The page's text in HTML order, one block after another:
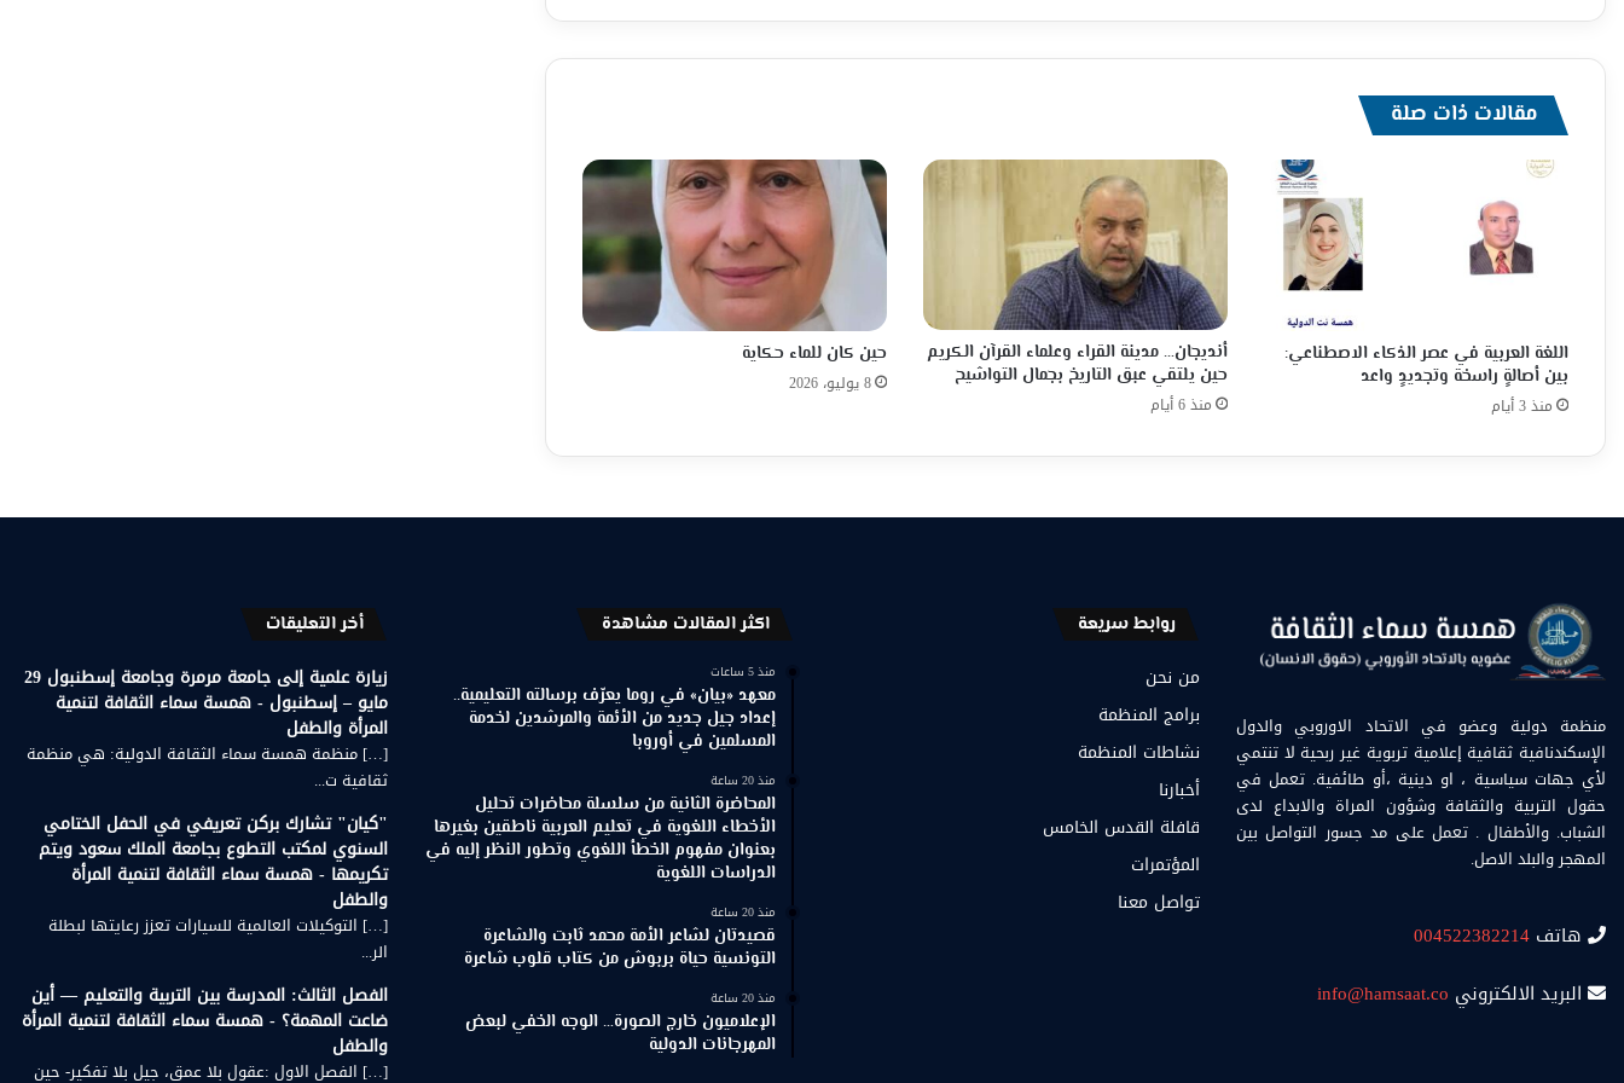
مقالات ذات صلة
اللغة العربية في عصر الذكاء الاصطناعي:
بين أصالةٍ راسخة وتجديدٍ واعد
منذ 3 أيام
أنديجان… مدينة القراء وعلماء القرآن الكريم
حين يلتقي عبق التاريخ بجمال التواشيح
منذ 6 أيام
حين كان للماء حكاية
8 يوليو، 2026
منظمة دولية وعضو في الاتحاد الاوروبي والدول
الإسكندنافية ثقافية إعلامية تربوية غير ربحية لا تنتمي
لأي جهات سياسية ، او دينية ،أو طائفية. تعمل في
حقول التربية والثقافة وشؤون المراة والابداع لدى
الشباب. والأطفال . تعمل على مد جسور التواصل بين
المهجر والبلد الاصل.
هاتف 004522382214
البريد الالكتروني info@hamsaat.co
روابط سريعة
من نحن
برامج المنظمة
نشاطات المنظمة
أخبارنا
قافلة القدس الخامس
المؤتمرات
تواصل معنا
اكثر المقالات مشاهدة
منذ 5 ساعات
معهد «بيان» في روما يعرّف برسالته التعليمية..
إعداد جيل جديد من الأئمة والمرشدين لخدمة
المسلمين في أوروبا
منذ 20 ساعة
المحاضرة الثانية من سلسلة محاضرات تحليل
الأخطاء اللغوية في تعليم العربية ناطقين بغيرها
بعنوان مفهوم الخطأ اللغوي وتطور النظر إليه في
الدراسات اللغوية
منذ 20 ساعة
قصيدتان لشاعر الأمة محمد ثابت والشاعرة
التونسية حياة بربوش من كتاب قلوب شاعرة
منذ 20 ساعة
الإعلاميون خارج الصورة… الوجه الخفي لبعض
المهرجانات الدولية
أخر التعليقات
زيارة علمية إلى جامعة مرمرة وجامعة إسطنبول 29
مايو – إسطنبول - همسة سماء الثقافة لتنمية
المرأة والطفل
[…] منظمة همسة سماء الثقافة الدولية: هي منظمة
ثقافية ت...
"كيان" تشارك بركن تعريفي في الحفل الختامي
السنوي لمكتب التطوع بجامعة الملك سعود ويتم
تكريمها - همسة سماء الثقافة لتنمية المرأة
والطفل
[…] التوكيلات العالمية للسيارات تعزز رعايتها لبطلة
الر...
الفصل الثالث: المدرسة بين التربية والتعليم — أين
ضاعت المهمة؟ - همسة سماء الثقافة لتنمية المرأة
والطفل
[…] الفصل الاول :عقول بلا عمق، جيل بلا تفكير- حين